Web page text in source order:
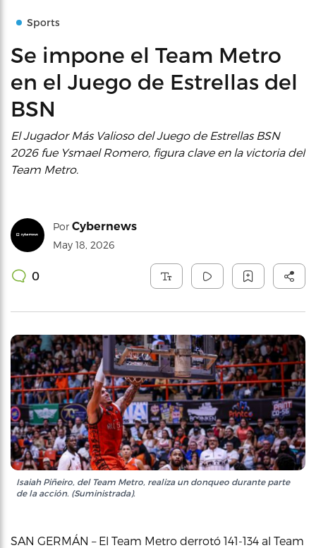
Sports
Se impone el Team Metro
en el Juego de Estrellas del
BSN
El Jugador Más Valioso del Juego de Estrellas BSN
2026 fue Ysmael Romero, figura clave en la victoria del
Team Metro.
Por Cybernews
May 18, 2026
0
Isaiah Piñeiro, del Team Metro, realiza un donqueo durante parte
de la acción. (Suministrada).
SAN GERMÁN – El Team Metro derrotó 141-134 al Team